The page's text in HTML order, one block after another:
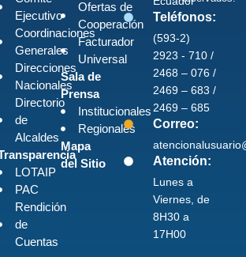
Ejecutivo
Coordinaciones
Generales
Direcciones
Nacionales
Directorio
de
Alcaldes
LOTAIP
PAC
Rendición
de
Cuentas
Ofertas de
Cooperación
Facturador
Universal
Sala de
Prensa
Institucionales
Regionales
Mapa
del Sitio
Teléfonos:
(593-2)
2923 - 710 /
2468 – 076 /
2469 – 683 /
2469 – 685
Correo:
Atención:
Lunes a
Viernes, de
8H30 a
17H00